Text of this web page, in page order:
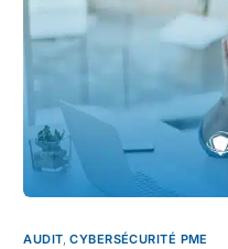
AUDIT,CYBERSÉCURITÉ PME